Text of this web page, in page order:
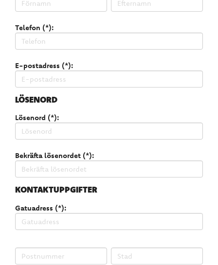
Telefon (*):
E-postadress (*):
LÖSENORD
Lösenord (*):
Bekräfta lösenordet (*):
KONTAKTUPPGIFTER
Gatuadress (*):